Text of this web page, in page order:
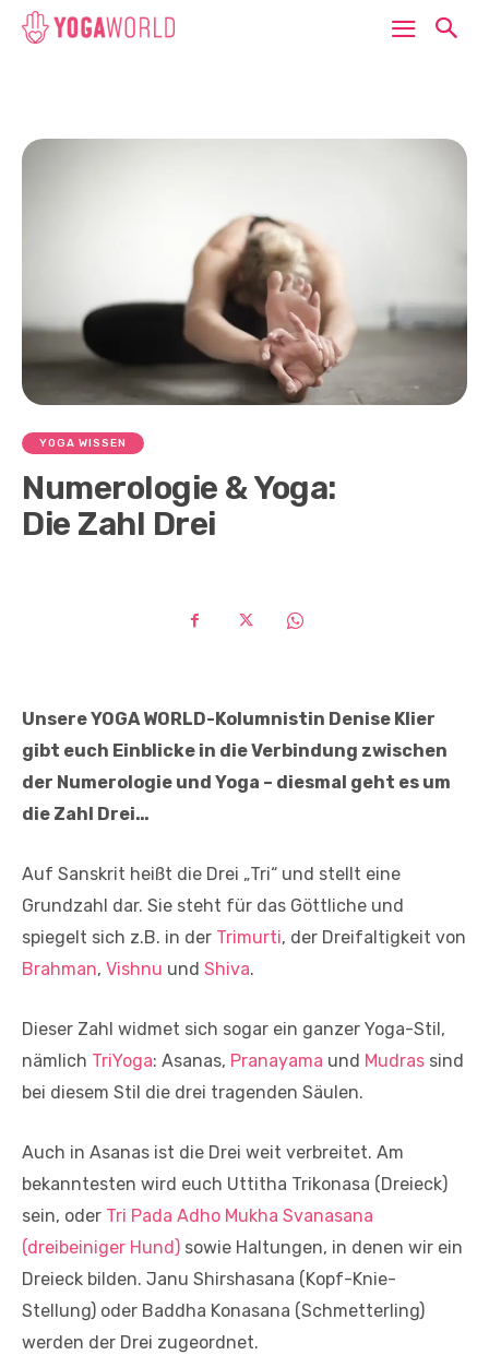
YOGA WISSEN
Numerologie & Yoga:
Die Zahl Drei
Unsere YOGA WORLD-Kolumnistin Denise Klier
gibt euch Einblicke in die Verbindung zwischen
der Numerologie und Yoga – diesmal geht es um
die Zahl Drei…
Auf Sanskrit heißt die Drei „Tri“ und stellt eine
Grundzahl dar. Sie steht für das Göttliche und
spiegelt sich z.B. in der Trimurti, der Dreifaltigkeit von
Brahman, Vishnu und Shiva.
Dieser Zahl widmet sich sogar ein ganzer Yoga-Stil,
nämlich TriYoga: Asanas, Pranayama und Mudras sind
bei diesem Stil die drei tragenden Säulen.
Auch in Asanas ist die Drei weit verbreitet. Am
bekanntesten wird euch Uttitha Trikonasa (Dreieck)
sein, oder Tri Pada Adho Mukha Svanasana
(dreibeiniger Hund) sowie Haltungen, in denen wir ein
Dreieck bilden. Janu Shirshasana (Kopf-Knie-
Stellung) oder Baddha Konasana (Schmetterling)
werden der Drei zugeordnet.